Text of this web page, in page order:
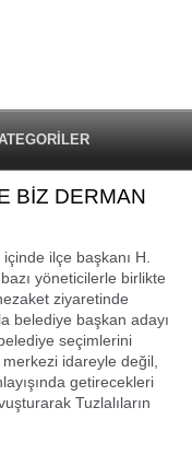
BİZ DERMAN
ilçe başkanı H.
yöneticilerle birlikte
ziyaretinde
belediye başkan adayı
seçimlerini
merkezi idareyle değil,
getirecekleri
Tuzlalıların